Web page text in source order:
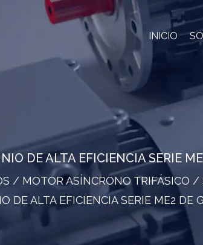
INICIO
DE ALTA EFICIENCIA SERIE
/ MOTOR ASÍNCRONO TRIFÁSICO /
DE ALTA EFICIENCIA SERIE ME2 DE